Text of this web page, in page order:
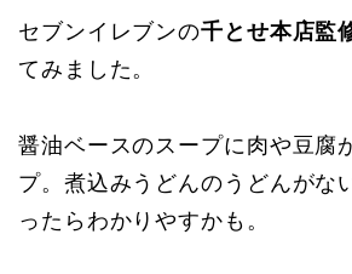
セブンイレブンの千とせ本店
てみました。
醤油ベースのスープに肉や豆腐
プ。煮込みうどんのうどんがな
ったらわかりやすかも。